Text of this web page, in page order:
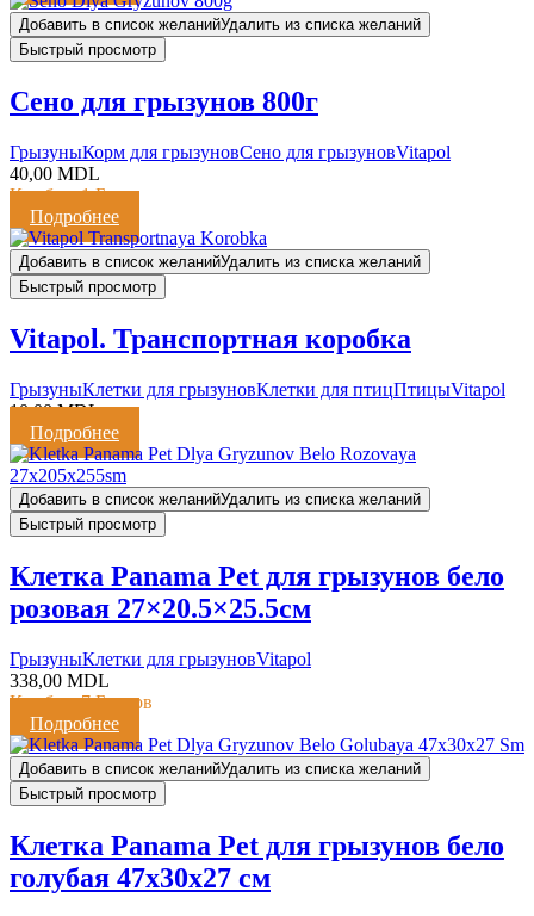
Добавить в список желанийУдалить из списка желаний
Быстрый просмотр
Сено для грызунов 800г
ГрызуныКорм для грызуновСено для грызуновVitapol
40,00 MDL
Кешбэк:1 Балл
Подробнее
Добавить в список желанийУдалить из списка желаний
Быстрый просмотр
Vitapol. Транспортная коробка
ГрызуныКлетки для грызуновКлетки для птицПтицыVitapol
10,00MDL
Подробнее
Добавить в список желанийУдалить из списка желаний
Быстрый просмотр
Клетка Panama Pet для грызунов бело
розовая 27×20.5×25.5см
ГрызуныКлетки для грызуновVitapol
338,00 MDL
Кешбэк:7 Баллов
Подробнее
Добавить в список желанийУдалить из списка желаний
Быстрый просмотр
Клетка Panama Pet для грызунов бело
голубая 47x30x27 см